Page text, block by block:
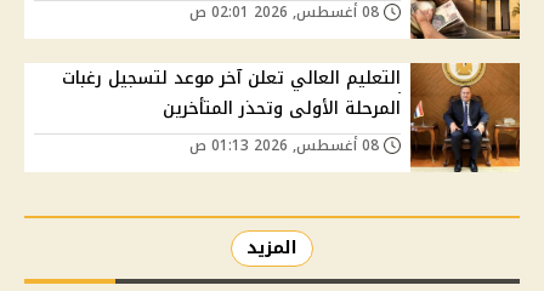
التعليم العالي تعلن آخر موعد لتسجيل رغبات
المرحلة الأولى وتحذر المتأخرين
المزيد